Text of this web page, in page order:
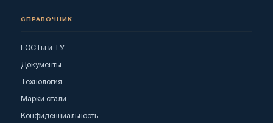
СПРАВОЧНИК
ГОСТы и ТУ
Документы
Технология
Марки стали
Конфиденциальность